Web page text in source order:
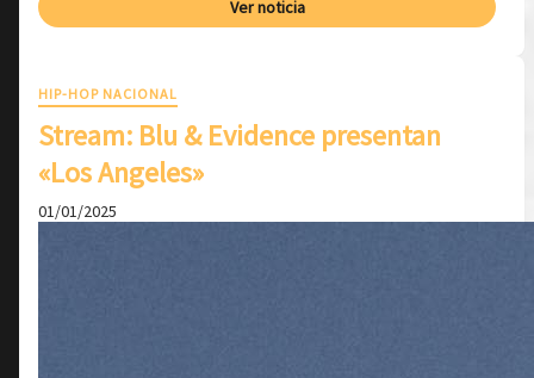
Ver noticia
HIP-HOP NACIONAL
Stream: Blu & Evidence presentan
«Los Angeles»
01/01/2025